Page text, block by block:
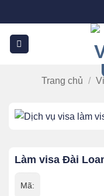
qua
nội
dung
Trang chủ /
Làm visa Đài
Mã: